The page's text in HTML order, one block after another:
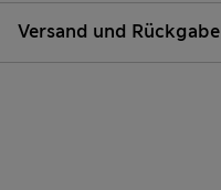
Versand und Rückgabe